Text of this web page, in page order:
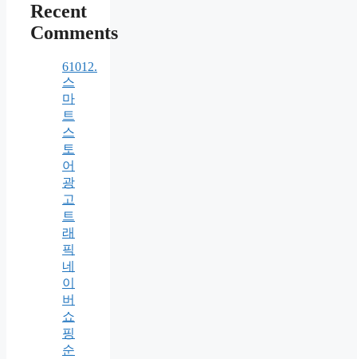
Recent
Comments
61012.
스
마
트
스
토
어
광
고
트
래
픽
네
이
버
쇼
핑
순